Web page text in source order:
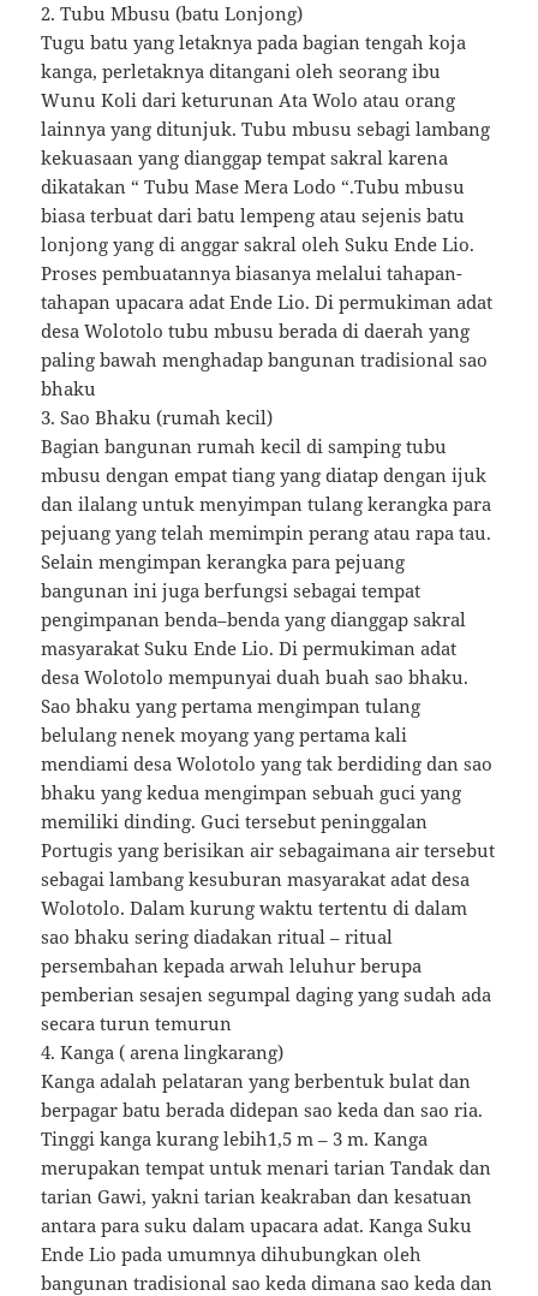
2. Tubu Mbusu (batu Lonjong)
Tugu batu yang letaknya pada bagian tengah koja
kanga, perletaknya ditangani oleh seorang ibu
Wunu Koli dari keturunan Ata Wolo atau orang
lainnya yang ditunjuk. Tubu mbusu sebagi lambang
kekuasaan yang dianggap tempat sakral karena
dikatakan “ Tubu Mase Mera Lodo “.Tubu mbusu
biasa terbuat dari batu lempeng atau sejenis batu
lonjong yang di anggar sakral oleh Suku Ende Lio.
Proses pembuatannya biasanya melalui tahapan-
tahapan upacara adat Ende Lio. Di permukiman adat
desa Wolotolo tubu mbusu berada di daerah yang
paling bawah menghadap bangunan tradisional sao
bhaku
3. Sao Bhaku (rumah kecil)
Bagian bangunan rumah kecil di samping tubu
mbusu dengan empat tiang yang diatap dengan ijuk
dan ilalang untuk menyimpan tulang kerangka para
pejuang yang telah memimpin perang atau rapa tau.
Selain mengimpan kerangka para pejuang
bangunan ini juga berfungsi sebagai tempat
pengimpanan benda–benda yang dianggap sakral
masyarakat Suku Ende Lio. Di permukiman adat
desa Wolotolo mempunyai duah buah sao bhaku.
Sao bhaku yang pertama mengimpan tulang
belulang nenek moyang yang pertama kali
mendiami desa Wolotolo yang tak berdiding dan sao
bhaku yang kedua mengimpan sebuah guci yang
memiliki dinding. Guci tersebut peninggalan
Portugis yang berisikan air sebagaimana air tersebut
sebagai lambang kesuburan masyarakat adat desa
Wolotolo. Dalam kurung waktu tertentu di dalam
sao bhaku sering diadakan ritual – ritual
persembahan kepada arwah leluhur berupa
pemberian sesajen segumpal daging yang sudah ada
secara turun temurun
4. Kanga ( arena lingkarang)
Kanga adalah pelataran yang berbentuk bulat dan
berpagar batu berada didepan sao keda dan sao ria.
Tinggi kanga kurang lebih1,5 m – 3 m. Kanga
merupakan tempat untuk menari tarian Tandak dan
tarian Gawi, yakni tarian keakraban dan kesatuan
antara para suku dalam upacara adat. Kanga Suku
Ende Lio pada umumnya dihubungkan oleh
bangunan tradisional sao keda dimana sao keda dan